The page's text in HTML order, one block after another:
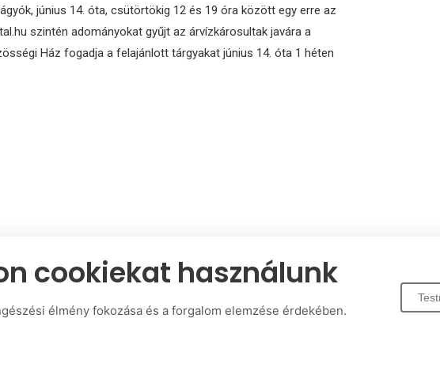
június 14. óta, csütörtökig 12 és 19 óra között egy erre az
szintén adományokat gyűjt az árvízkárosultak javára a
Ház fogadja a felajánlott tárgyakat június 14. óta 1 héten
cookiekat használunk
élmény fokozása és a forgalom elemzése érdekében.